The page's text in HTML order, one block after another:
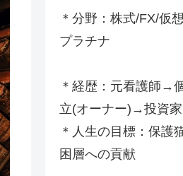
＊分野：株式/FX/仮
プラチナ
＊経歴：元看護師→
立(オーナー)→投資家
＊人生の目標：保護
困層への貢献